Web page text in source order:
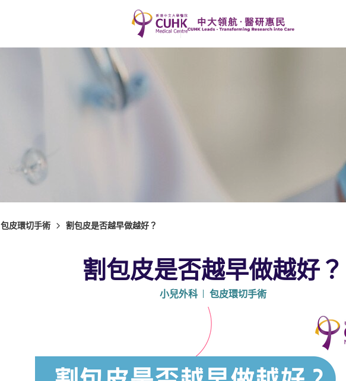
包皮環切手術 割包皮是否越早做越好？
割包皮是否越早做越好？
小兒外科 包皮環切手術